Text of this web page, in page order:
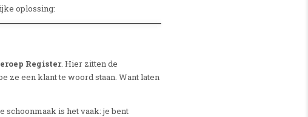
oplossing:
Register. Hier zitten de
ze een klant te woord staan. Want laten
schoonmaak is het vaak: je bent